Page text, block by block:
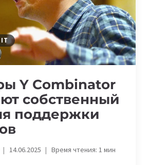
IT
Y Combinator
собственный
поддержки
14.06.2025 Время чтения: 1мин